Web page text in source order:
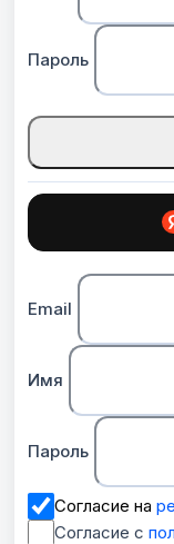
Пароль
Email
Имя
Пароль
Согласие на
Согласие с